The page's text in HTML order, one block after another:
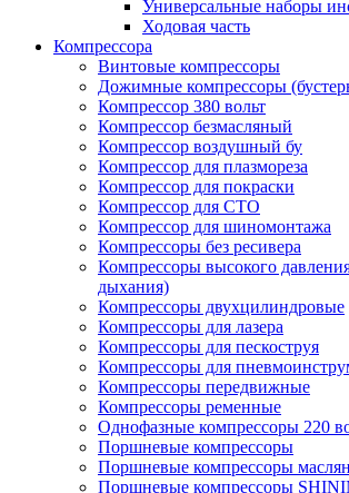
Универсальные наборы
Ходовая часть
Компрессора
Винтовые компрессоры
Дожимные компрессоры
Компрессор 380 вольт
Компрессор безмасляный
Компрессор воздушный бу
Компрессор для плазмореза
Компрессор для покраски
Компрессор для СТО
Компрессор для шиномонтажа
Компрессоры без ресивера
Компрессоры высокого
дыхания)
Компрессоры двухцилиндровые
Компрессоры для лазера
Компрессоры для пескоструя
Компрессоры для
Компрессоры передвижные
Компрессоры ременные
Однофазные компрессоры 220
Поршневые компрессоры
Поршневые компрессоры
Поршневые компрессоры